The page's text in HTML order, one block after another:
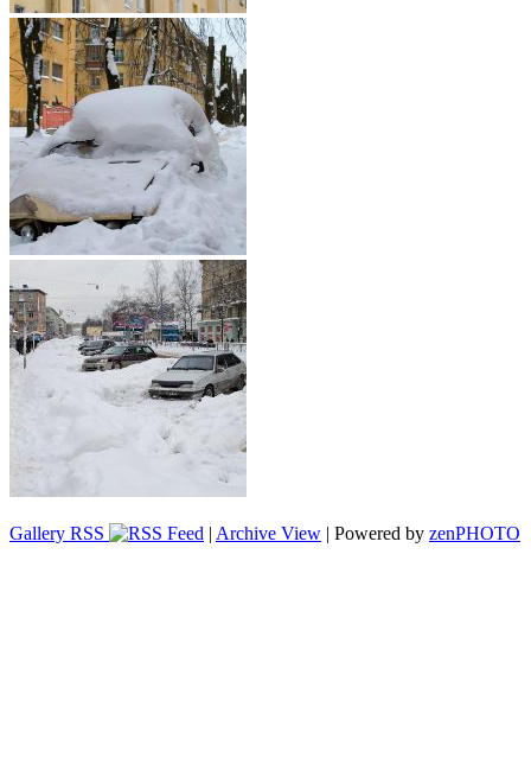
Gallery RSS | Archive View | Powered by zenPHOTO